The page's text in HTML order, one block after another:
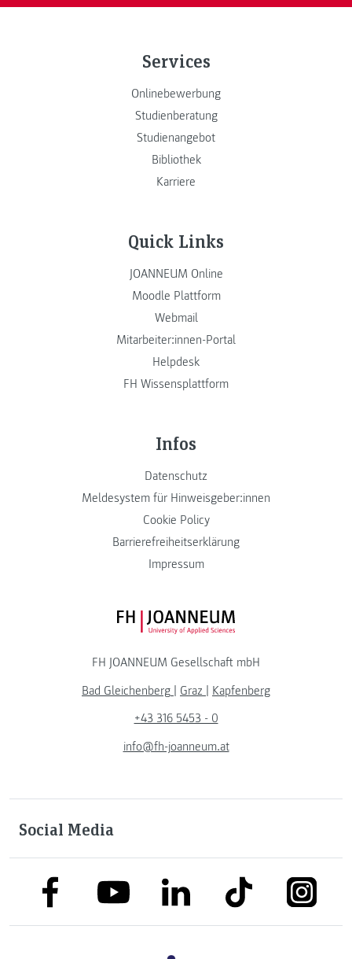
Services
Onlinebewerbung
Studienberatung
Studienangebot
Bibliothek
Karriere
Quick Links
JOANNEUM Online
Moodle Plattform
Webmail
Mitarbeiter:innen-Portal
Helpdesk
FH Wissensplattform
Infos
Datenschutz
Meldesystem für Hinweisgeber:innen
Cookie Policy
Barrierefreiheitserklärung
Impressum
FH JOANNEUM Logo
FH JOANNEUM Gesellschaft mbH
Bad Gleichenberg | Graz | Kapfenberg
+43 316 5453 - 0
info@fh-joanneum.at
Social Media
link to facebooklink to youtubelink to linkedinlink to tiktok link to